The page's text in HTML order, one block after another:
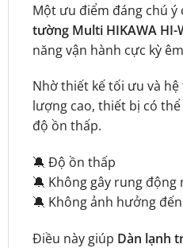
Một ưu điểm đáng chú ý
tường Multi HIKAWA HI-
năng vận hành cực kỳ
Nhờ thiết kế tối ưu và
lượng cao, thiết bị có
độ ồn thấp.
🔕 Độ ồn thấp
🔕 Không gây rung động
🔕 Không ảnh hưởng
Điều này giúp Dàn lạnh